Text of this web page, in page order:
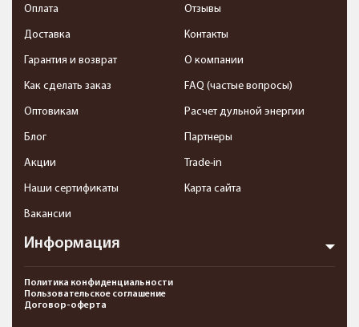
Информация
Оплата
Доставка
Гарантия и возврат
Как сделать заказ
Оптовикам
Блог
Акции
Наши сертификаты
Вакансии
Отзывы
Контакты
О компании
FAQ (частые вопросы)
Расчет дульной энергии
Партнеры
Trade-in
Карта сайта
Политика конфиденциальности
Пользовательское соглашение
Договор-оферта